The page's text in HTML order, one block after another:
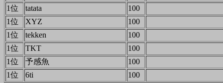
1位
tatata
100
1位
XYZ
100
1位
tekken
100
1位
TKT
100
1位
予感魚
100
1位
6ti
100